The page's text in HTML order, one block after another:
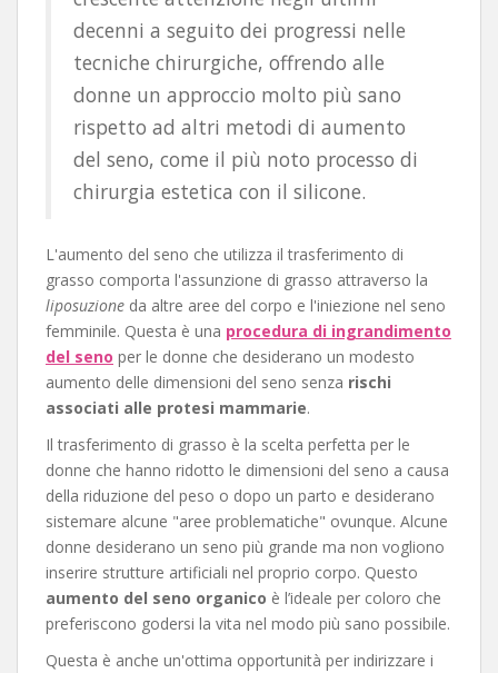
decenni a seguito dei progressi nelle
tecniche chirurgiche, offrendo alle
donne un approccio molto più sano
rispetto ad altri metodi di aumento
del seno, come il più noto processo di
chirurgia estetica con il silicone.
L'aumento del seno che utilizza il trasferimento di
grasso comporta l'assunzione di grasso attraverso la
liposuzione da altre aree del corpo e l'iniezione nel seno
femminile. Questa è una procedura di ingrandimento
del seno per le donne che desiderano un modesto
aumento delle dimensioni del seno senza rischi
associati alle protesi mammarie.
Il trasferimento di grasso è la scelta perfetta per le
donne che hanno ridotto le dimensioni del seno a causa
della riduzione del peso o dopo un parto e desiderano
sistemare alcune "aree problematiche" ovunque. Alcune
donne desiderano un seno più grande ma non vogliono
inserire strutture artificiali nel proprio corpo. Questo
aumento del seno organico è l’ideale per coloro che
preferiscono godersi la vita nel modo più sano possibile.
Questa è anche un'ottima opportunità per indirizzare i